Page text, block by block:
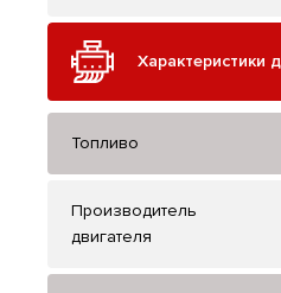
Характеристики
Топливо
Производитель
двигателя